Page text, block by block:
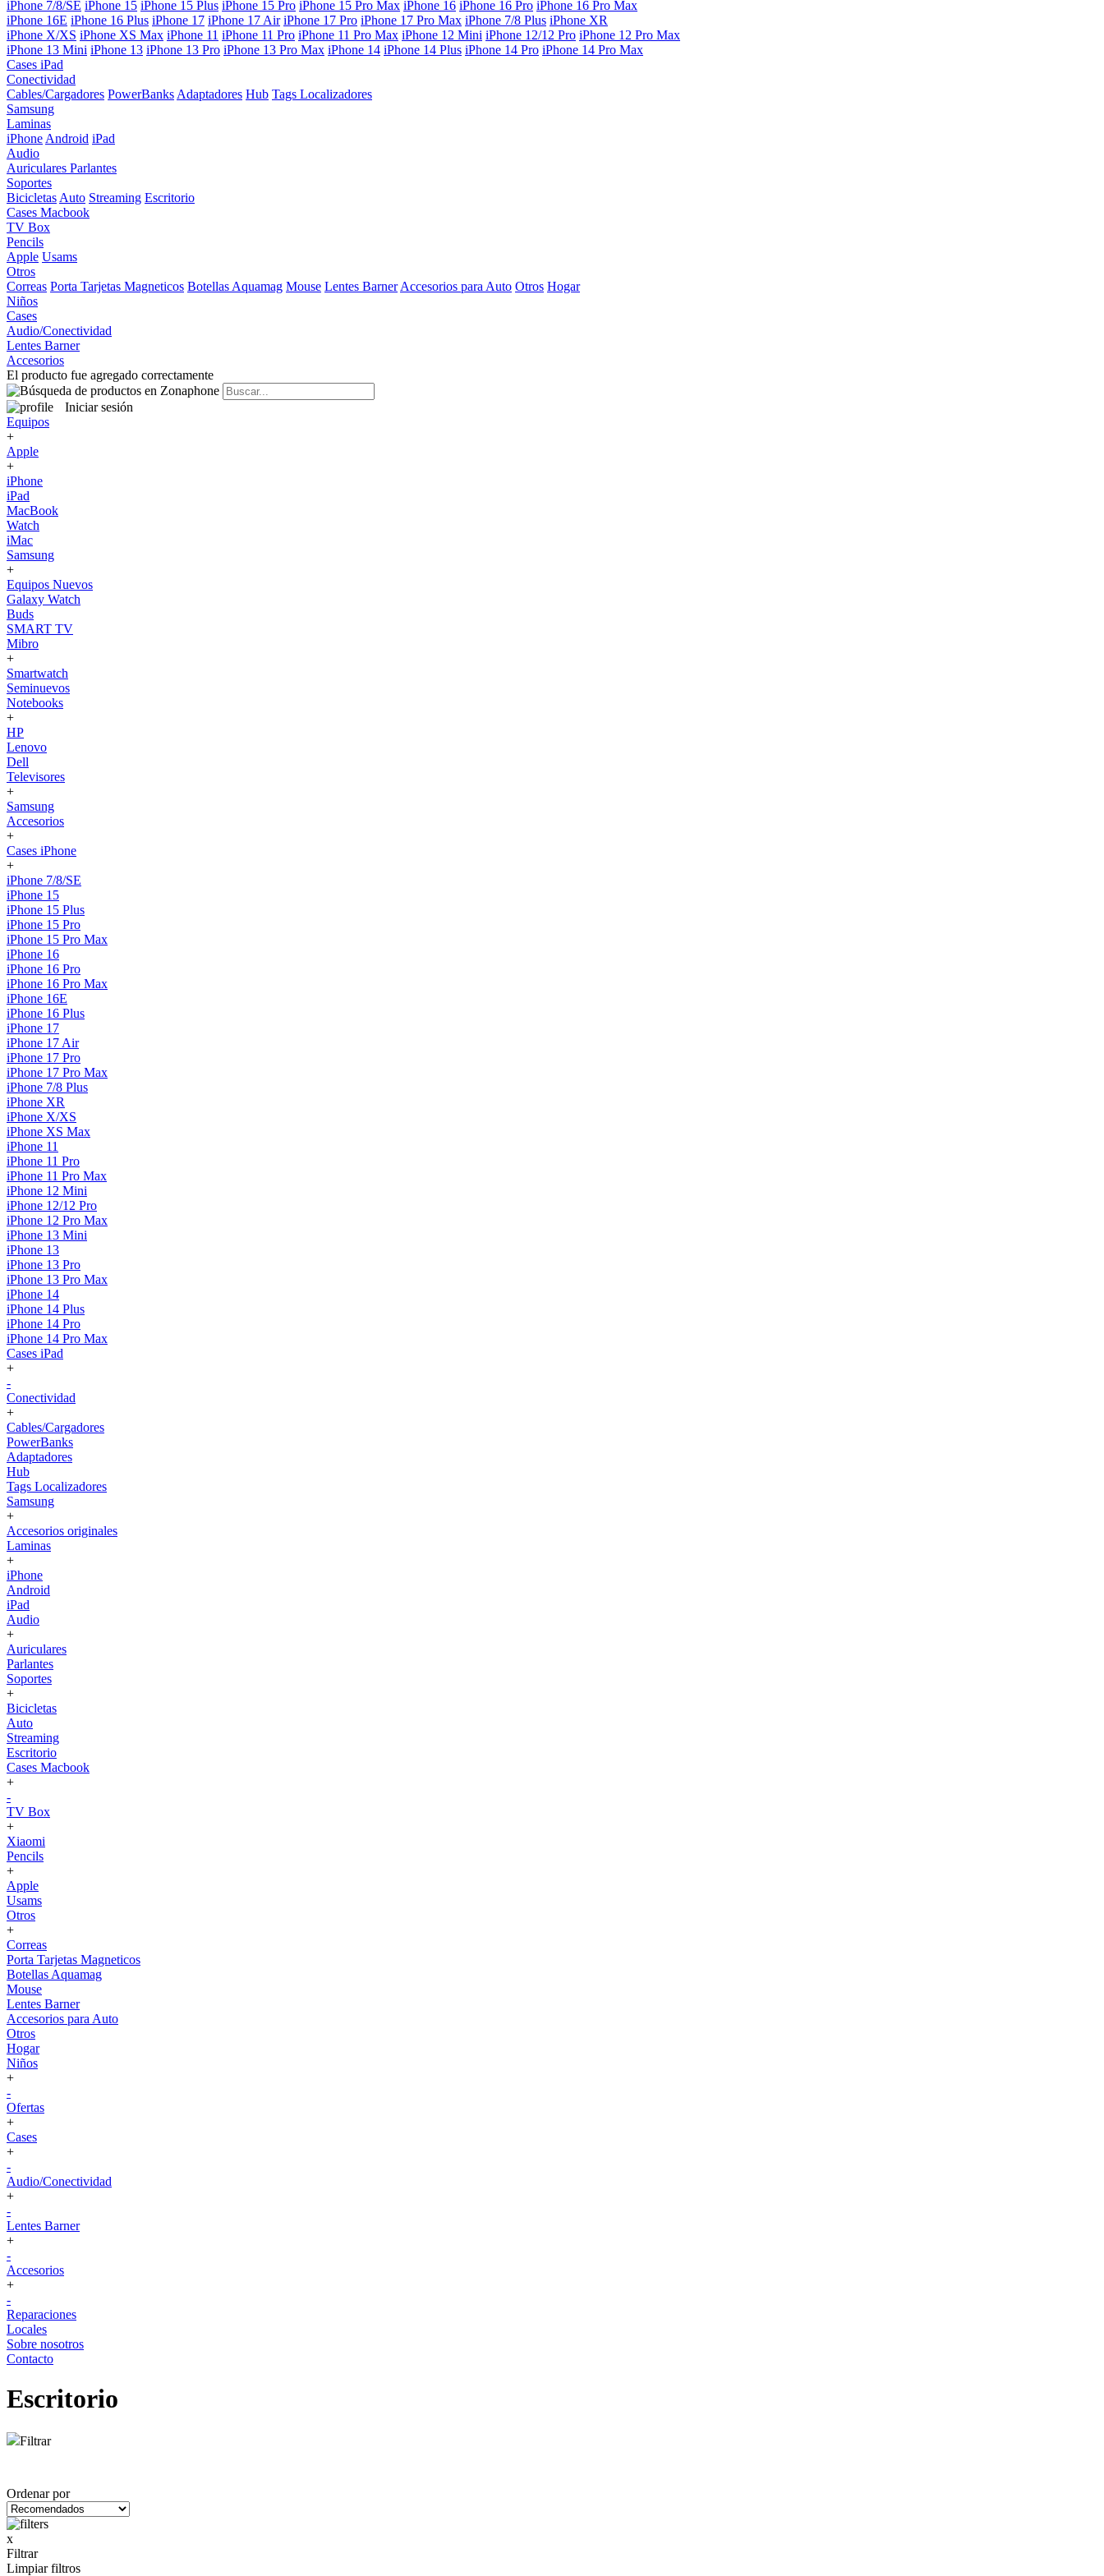
iPhone 7/8/SE iPhone 15 iPhone 15 Plus iPhone 15 Pro iPhone 15 Pro Max iPhone 16 iPhone 16 Pro iPhone 16 Pro Max
iPhone 16E iPhone 16 Plus iPhone 17 iPhone 17 Air iPhone 17 Pro iPhone 17 Pro Max iPhone 7/8 Plus iPhone XR
iPhone X/XS iPhone XS Max iPhone 11 iPhone 11 Pro iPhone 11 Pro Max iPhone 12 Mini iPhone 12/12 Pro iPhone 12 Pro Max
iPhone 13 Mini iPhone 13 iPhone 13 Pro iPhone 13 Pro Max iPhone 14 iPhone 14 Plus iPhone 14 Pro iPhone 14 Pro Max
Cases iPad
Conectividad
Cables/Cargadores PowerBanks Adaptadores Hub Tags Localizadores
Samsung
Laminas
iPhone Android iPad
Audio
Auriculares Parlantes
Soportes
Bicicletas Auto Streaming Escritorio
Cases Macbook
TV Box
Pencils
Apple Usams
Otros
Correas Porta Tarjetas Magneticos Botellas Aquamag Mouse Lentes Barner Accesorios para Auto Otros Hogar
Niños
Cases
Audio/Conectividad
Lentes Barner
Accesorios
El producto fue agregado correctamente
Iniciar sesión
Equipos
+
Apple
+
iPhone
iPad
MacBook
Watch
iMac
Samsung
+
Equipos Nuevos
Galaxy Watch
Buds
SMART TV
Mibro
+
Smartwatch
Seminuevos
Notebooks
+
HP
Lenovo
Dell
Televisores
+
Samsung
Accesorios
+
Cases iPhone
+
iPhone 7/8/SE
iPhone 15
iPhone 15 Plus
iPhone 15 Pro
iPhone 15 Pro Max
iPhone 16
iPhone 16 Pro
iPhone 16 Pro Max
iPhone 16E
iPhone 16 Plus
iPhone 17
iPhone 17 Air
iPhone 17 Pro
iPhone 17 Pro Max
iPhone 7/8 Plus
iPhone XR
iPhone X/XS
iPhone XS Max
iPhone 11
iPhone 11 Pro
iPhone 11 Pro Max
iPhone 12 Mini
iPhone 12/12 Pro
iPhone 12 Pro Max
iPhone 13 Mini
iPhone 13
iPhone 13 Pro
iPhone 13 Pro Max
iPhone 14
iPhone 14 Plus
iPhone 14 Pro
iPhone 14 Pro Max
Cases iPad
+
-
Conectividad
+
Cables/Cargadores
PowerBanks
Adaptadores
Hub
Tags Localizadores
Samsung
+
Accesorios originales
Laminas
+
iPhone
Android
iPad
Audio
+
Auriculares
Parlantes
Soportes
+
Bicicletas
Auto
Streaming
Escritorio
Cases Macbook
+
-
TV Box
+
Xiaomi
Pencils
+
Apple
Usams
Otros
+
Correas
Porta Tarjetas Magneticos
Botellas Aquamag
Mouse
Lentes Barner
Accesorios para Auto
Otros
Hogar
Niños
+
-
Ofertas
+
Cases
+
-
Audio/Conectividad
+
-
Lentes Barner
+
-
Accesorios
+
-
Reparaciones
Locales
Sobre nosotros
Contacto
Escritorio
Filtrar
Ordenar por
x
Filtrar
Limpiar filtros